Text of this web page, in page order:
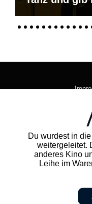
Du wurdest in
weitergeleitet.
anderes Kino
Leihe im